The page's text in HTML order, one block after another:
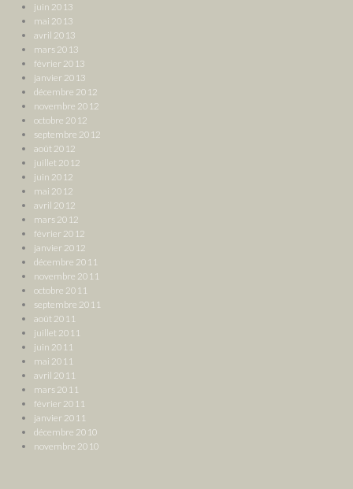
juin 2013
mai 2013
avril 2013
mars 2013
février 2013
janvier 2013
décembre 2012
novembre 2012
octobre 2012
septembre 2012
août 2012
juillet 2012
juin 2012
mai 2012
avril 2012
mars 2012
février 2012
janvier 2012
décembre 2011
novembre 2011
octobre 2011
septembre 2011
août 2011
juillet 2011
juin 2011
mai 2011
avril 2011
mars 2011
février 2011
janvier 2011
décembre 2010
novembre 2010